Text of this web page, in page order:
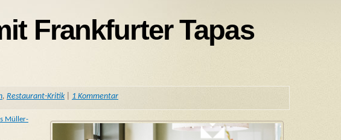
Frankfurter Tapas
, Restaurant-Kritik| 1 Kommentar
Müller-